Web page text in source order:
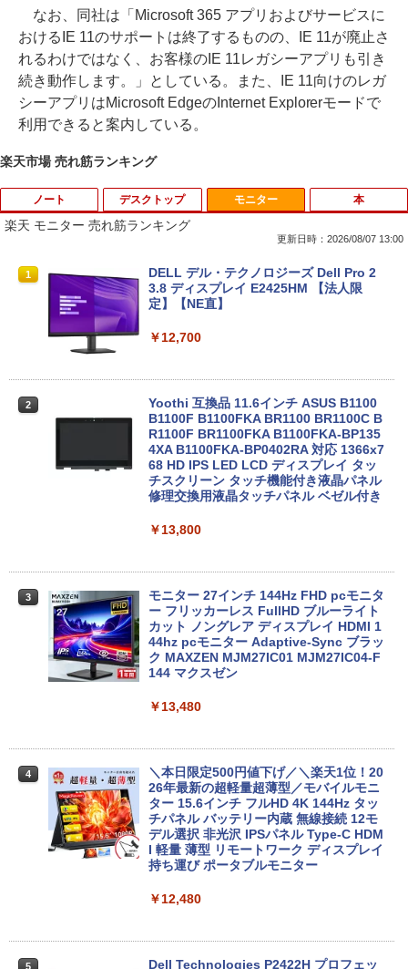
なお、同社は「Microsoft 365 アプリおよびサービスに
おけるIE 11のサポートは終了するものの、IE 11が廃止さ
れるわけではなく、お客様のIE 11レガシーアプリも引き
続き動作します。」としている。また、IE 11向けのレガ
シーアプリはMicrosoft EdgeのInternet Explorerモードで
利用できると案内している。
楽天市場 売れ筋ランキング
ノート
1
【楽天1位常連】【新品】 2026年最新モ
デル ノートパソコン パソコン JIS 日本
語キーボード 第14世代CPU搭載 Windo
ワイド液晶 フルHD cpu N95/N5095/N34
設定済
￥33,680
【マラソンP5倍/10%オフクーポン】中古
ノートパソコン HP ProBook 450 G7 第
Bluetooth HDMI カメラ Wi-Fi 15.6イン
￥33,800
【★最大100%ポイント】【Office 2024
H&B】【タッチパネル×360°回転】富士
通 LIFEBOOK U9310/第10世代 Core i5/
12GB/1TB/Wi-fi/Bluetooth/13.3型/FHD/
￥35,800
13.3インチ 良品 Lenovo ThinkPad X13
Gen2 Type-20XJ フルHD / Windows11/
高性能 AMD Ryzen 5-5650u/ 16GB/ 爆
Fi6/ Office付き/ Win11【中古ノートパソ
￥34,990
デスクトップ
1
HP EliteDesk800 G4 SFF オフィス付き
Corei5-8500 / メモリ16GB / HDD500GB
windows11 Pro 中古 デスクトップパソ
B / M.2 SSD 512GB~1TB Windows10 O
￥28,800
Mouse Computer MPro-S230【第11世
代Core i5 11400/メモリ16GB(DDR4)/SS
D256GB/Win11Pro/HDMI/DP/MousePr
o】【中古/送料無料】※沖縄・離島を除
【正規永久版Office付き】NiPoGi ミニp
c Intel N5030 最大3.1Hz mini pc Windo
ws11 Pro 12GB+256GB SSD (4TB拡大
可能) 4K 静音 高速熱放散 小型超軽量ミ
ニパソコン豊富なインターフェース USB
2 省電力 小型パソコン
【ポイント10倍】美品 HP 400 G6 SF 9
世代 Core i5 9500 メモリ8GB 16GB 32
GB 新品M.2SSD256GB 512GB office付
き デスクトップパソコン 中古パソコン P
C Windows11 pro Win11 3画面 PC 800
搭載 選択可 8世代 10世代 DELL 1311a
モニター
楽天 モニター 売れ筋ランキング
更新日時：2026/08/07 13:00
1
DELL デル・テクノロジーズ Dell Pro 2
3.8 ディスプレイ E2425HM 【法人限
定】【NE直】
￥12,700
2
Yoothi 互換品 11.6インチ ASUS B1100
B1100F B1100FKA BR1100 BR1100C B
R1100F BR1100FKA B1100FKA-BP135
4XA B1100FKA-BP0402RA 対応 1366x7
68 HD IPS LED LCD ディスプレイ タッ
チスクリーン タッチ機能付き液晶パネル
修理交換用液晶タッチパネル ベゼル付き
￥13,800
3
モニター 27インチ 144Hz FHD pcモニタ
ー フリッカーレス FullHD ブルーライト
カット ノングレア ディスプレイ HDMI 1
44hz pcモニター Adaptive-Sync ブラッ
ク MAXZEN MJM27IC01 MJM27IC04-F
144 マクスゼン
￥13,480
4
＼本日限定500円値下げ／＼楽天1位！20
26年最新の超軽量超薄型／モバイルモニ
ター 15.6インチ フルHD 4K 144Hz タッ
チパネル バッテリー内蔵 無線接続 12モ
デル選択 非光沢 IPSパネル Type-C HDM
I 軽量 薄型 リモートワーク ディスプレイ
持ち運び ポータブルモニター
￥12,480
5 Dell Technologies P2422H プロフェッ
本